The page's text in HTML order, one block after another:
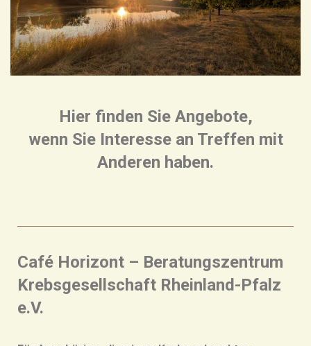
Hier finden Sie Angebote,
wenn Sie Interesse an Treffen mit
Anderen haben.
Café Horizont – Beratungszentrum
Krebsgesellschaft Rheinland-Pfalz
e.V.